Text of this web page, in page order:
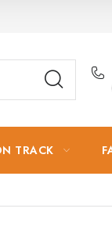
Podmínky
TRACK